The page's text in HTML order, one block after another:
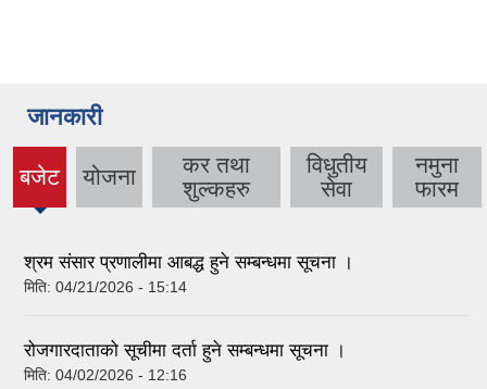
जानकारी
बजेट
(active
tab)
योजना
कर तथा
शुल्कहरु
विधुतीय
सेवा
नमुना
फारम
श्रम संसार प्रणालीमा आबद्ध हुने सम्बन्धमा सूचना ।
मिति: 04/21/2026 - 15:14
रोजगारदाताको सूचीमा दर्ता हुने सम्बन्धमा सूचना ।
मिति: 04/02/2026 - 12:16